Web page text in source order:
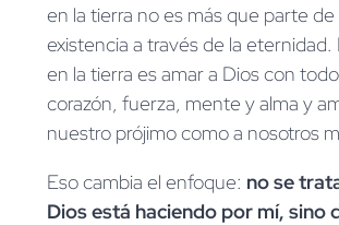
en la tierra no es más que parte
existencia a través de la eternidad.
en la tierra es amar a Dios con
corazón, fuerza, mente y alma y
nuestro prójimo como a nosotros
Eso cambia el enfoque: no se
Dios está haciendo por mí, sino